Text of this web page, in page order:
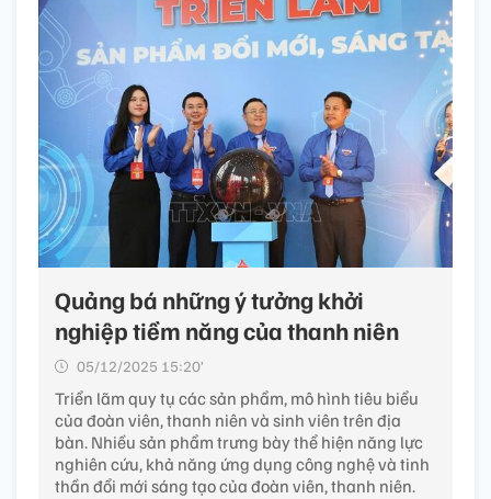
Quảng bá những ý tưởng khởi
nghiệp tiềm năng của thanh niên
05/12/2025 15:20’
Triển lãm quy tụ các sản phẩm, mô hình tiêu biểu
của đoàn viên, thanh niên và sinh viên trên địa
bàn. Nhiều sản phẩm trưng bày thể hiện năng lực
nghiên cứu, khả năng ứng dụng công nghệ và tinh
thần đổi mới sáng tạo của đoàn viên, thanh niên.